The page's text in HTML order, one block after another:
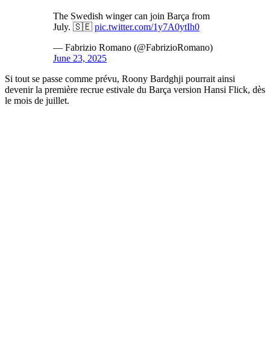
The Swedish winger can join Barça from
July. 🇸🇪 pic.twitter.com/1y7A0ytIh0
— Fabrizio Romano (@FabrizioRomano)
June 23, 2025
Si tout se passe comme prévu, Roony Bardghji pourrait ainsi
devenir la première recrue estivale du Barça version Hansi Flick, dès
le mois de juillet.